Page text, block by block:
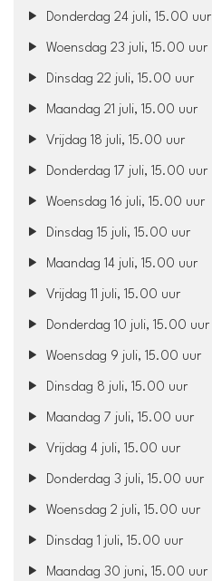
Donderdag 24 juli, 15.00 uur
Woensdag 23 juli, 15.00 uur
Dinsdag 22 juli, 15.00 uur
Maandag 21 juli, 15.00 uur
Vrijdag 18 juli, 15.00 uur
Donderdag 17 juli, 15.00 uur
Woensdag 16 juli, 15.00 uur
Dinsdag 15 juli, 15.00 uur
Maandag 14 juli, 15.00 uur
Vrijdag 11 juli, 15.00 uur
Donderdag 10 juli, 15.00 uur
Woensdag 9 juli, 15.00 uur
Dinsdag 8 juli, 15.00 uur
Maandag 7 juli, 15.00 uur
Vrijdag 4 juli, 15.00 uur
Donderdag 3 juli, 15.00 uur
Woensdag 2 juli, 15.00 uur
Dinsdag 1 juli, 15.00 uur
Maandag 30 juni, 15.00 uur